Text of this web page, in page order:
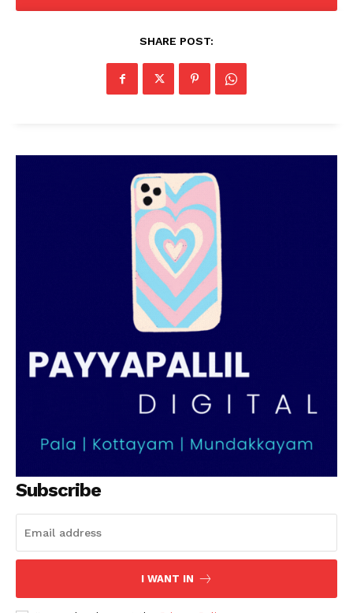
PALA VISION
Grievance Redressal
SHARE POST:
Subscribe
I WANT IN